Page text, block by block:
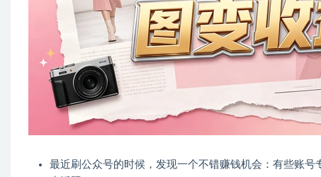
最近刷公众号的时候，发现一个不错赚钱机会：有些账